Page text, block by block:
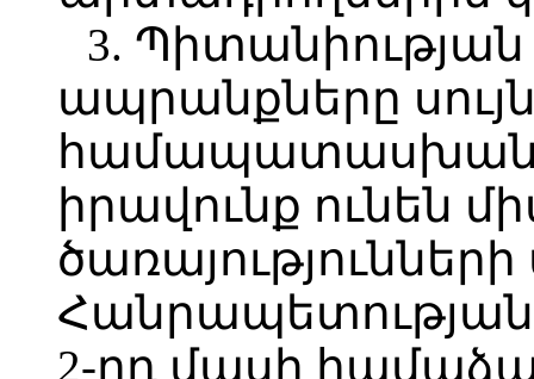
3.
ապրանքները
համապատասխան
իրավունք ունեն
Հանրապետության
2-րդ մասի